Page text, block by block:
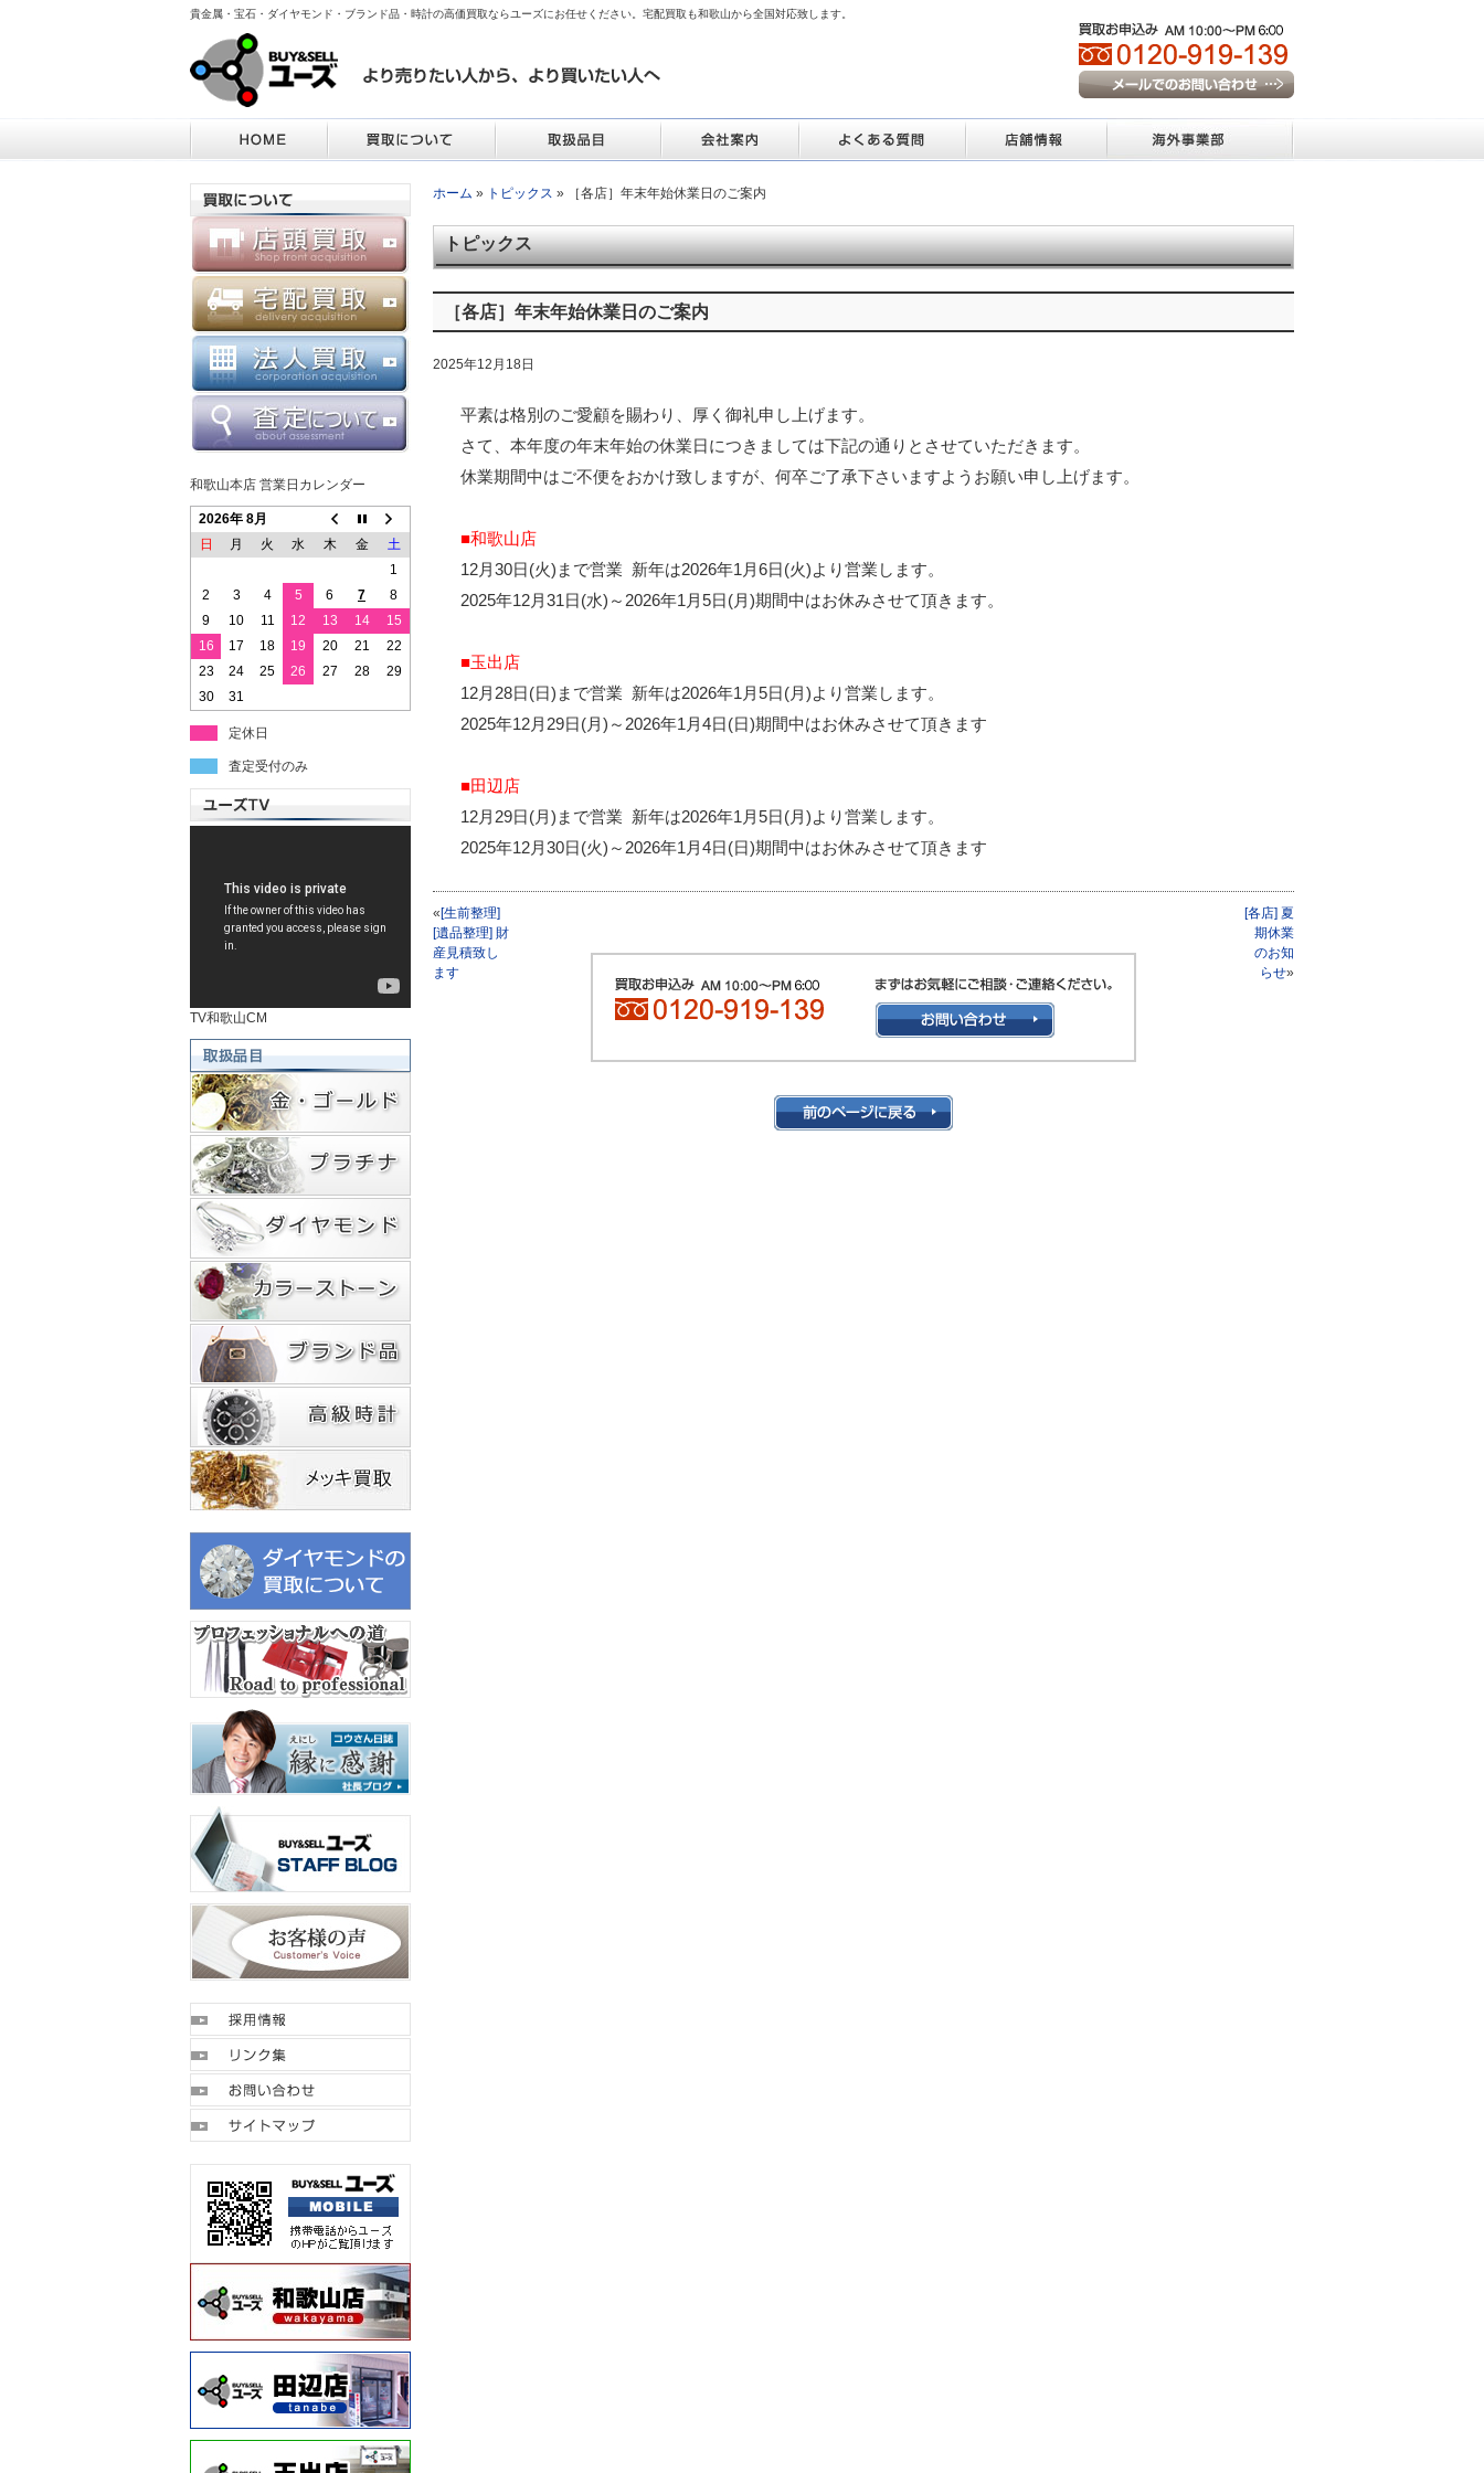
貴金属・宝石・ダイヤモンド・ブランド品・時計の高価買取ならユーズにお任せください。宅配買取も和歌山から全国対応致します。
ホーム » トピックス » ［各店］年末年始休業日のご案内
トピックス
［各店］年末年始休業日のご案内
2025年12月18日
平素は格別のご愛顧を賜わり、厚く御礼申し上げます。
さて、本年度の年末年始の休業日につきましては下記の通りとさせていただきます。
休業期間中はご不便をおかけ致しますが、何卒ご了承下さいますようお願い申し上げます。
■和歌山店
12月30日(火)まで営業 新年は2026年1月6日(火)より営業します。
2025年12月31日(水)～2026年1月5日(月)期間中はお休みさせて頂きます。
■玉出店
12月28日(日)まで営業 新年は2026年1月5日(月)より営業します。
2025年12月29日(月)～2026年1月4日(日)期間中はお休みさせて頂きます
■田辺店
12月29日(月)まで営業 新年は2026年1月5日(月)より営業します。
2025年12月30日(火)～2026年1月4日(日)期間中はお休みさせて頂きます
«[生前整理]
[遺品整理] 財
産見積致し
ます
[各店] 夏
期休業
のお知
らせ»
和歌山本店 営業日カレンダー
2026年 8月
日
月 火 水 木 金
土
1
2
3 4 5 6 7
8
9
10 11 12 13 14
15
16
17 18 19 20 21
22
23
24 25 26 27 28
29
30
31
定休日
査定受付のみ
TV和歌山CM